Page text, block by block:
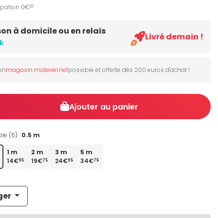
0€05
à domicile ou en relais
Livré demain !
magasin materiel.netpossible et offerte dès 200 euros d'achat !
Ajouter au panier
(6) : 0.5 m
1 m
14€95
2 m
19€75
3 m
24€95
5 m
34€75